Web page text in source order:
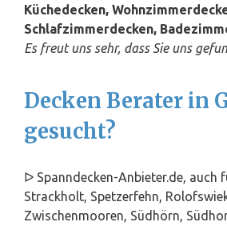
Küchedecken,
Schlafzimmerdecken,
Es freut uns sehr, dass Sie uns
Decken Berater in
gesucht?
ᐅ Spanndecken-Anbieter.de, auch
Strackholt, Spetzerfehn,
Zwischenmooren, Südhörn,